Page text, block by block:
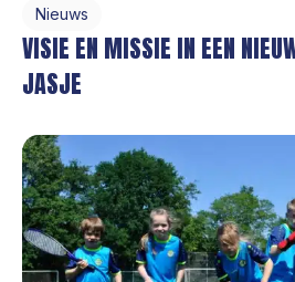
Nieuws
VISIE EN MISSIE IN EEN
JASJE